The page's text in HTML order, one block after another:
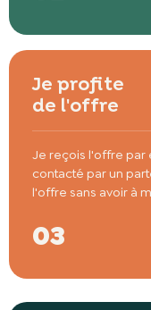
Je profite
de l'offre
Je reçois l'offre par
contacté par un
l'offre sans avoir à
03